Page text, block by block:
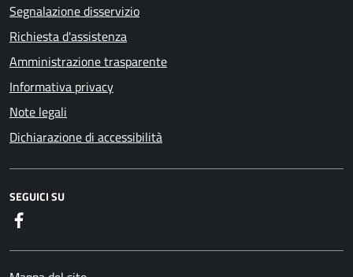
Segnalazione disservizio
Richiesta d'assistenza
Amministrazione trasparente
Informativa privacy
Note legali
Dichiarazione di accessibilità
SEGUICI SU